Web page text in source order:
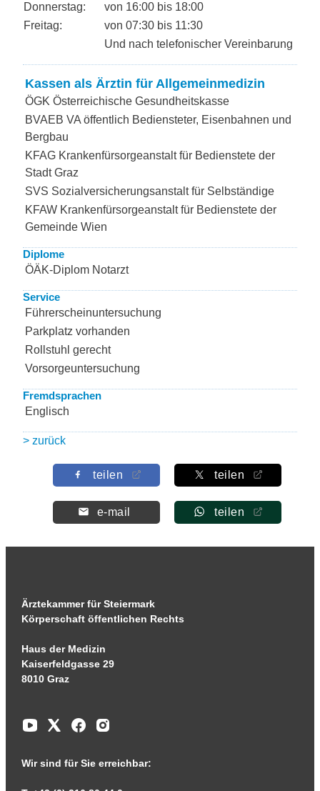
Donnerstag:
von 16:00 bis 18:00
Freitag:
von 07:30 bis 11:30
Und nach telefonischer Vereinbarung
Kassen als Ärztin für Allgemeinmedizin
ÖGK Österreichische Gesundheitskasse
BVAEB VA öffentlich Bediensteter, Eisenbahnen und
Bergbau
KFAG Krankenfürsorgeanstalt für Bedienstete der
Stadt Graz
SVS Sozialversicherungsanstalt für Selbständige
KFAW Krankenfürsorgeanstalt für Bedienstete der
Gemeinde Wien
Diplome
ÖÄK-Diplom Notarzt
Service
Führerscheinuntersuchung
Parkplatz vorhanden
Rollstuhl gerecht
Vorsorgeuntersuchung
Fremdsprachen
Englisch
> zurück
teilen teilen
e-mail teilen
Ärztekammer für Steiermark
Körperschaft öffentlichen Rechts
Haus der Medizin
Kaiserfeldgasse 29
8010 Graz
Wir sind für Sie erreichbar: